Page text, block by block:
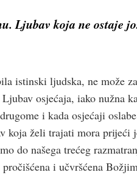
Ljubav koja ne ostaje
istinski ljudska, ne može
osjećaja, iako nužna
i kada osjećaji
koja želi trajati mora prijeći
do našega trećeg
i učvršćena